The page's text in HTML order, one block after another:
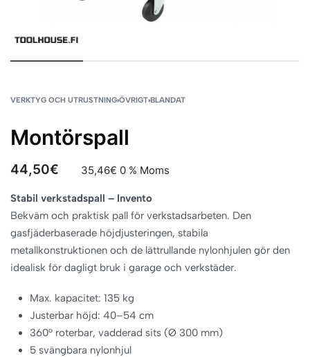
VERKTYG OCH UTRUSTNING›ÖVRIGT›BLANDAT
Montörspall
44,50€ 35,46€ 0 % Moms
Stabil verkstadspall – Invento
Bekväm och praktisk pall för verkstadsarbeten. Den
gasfjäderbaserade höjdjusteringen, stabila
metallkonstruktionen och de lättrullande nylonhjulen gör den
idealisk för dagligt bruk i garage och verkstäder.
Max. kapacitet: 135 kg
Justerbar höjd: 40–54 cm
360° roterbar, vadderad sits (Ø 300 mm)
5 svängbara nylonhjul